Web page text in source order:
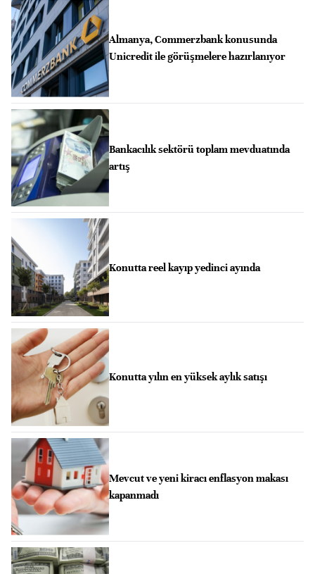
Almanya, Commerzbank konusunda
Unicredit ile görüşmelere hazırlanıyor
Bankacılık sektörü toplam mevduatında
artış
Konutta reel kayıp yedinci ayında
Konutta yılın en yüksek aylık satışı
Mevcut ve yeni kiracı enflasyon makası
kapanmadı